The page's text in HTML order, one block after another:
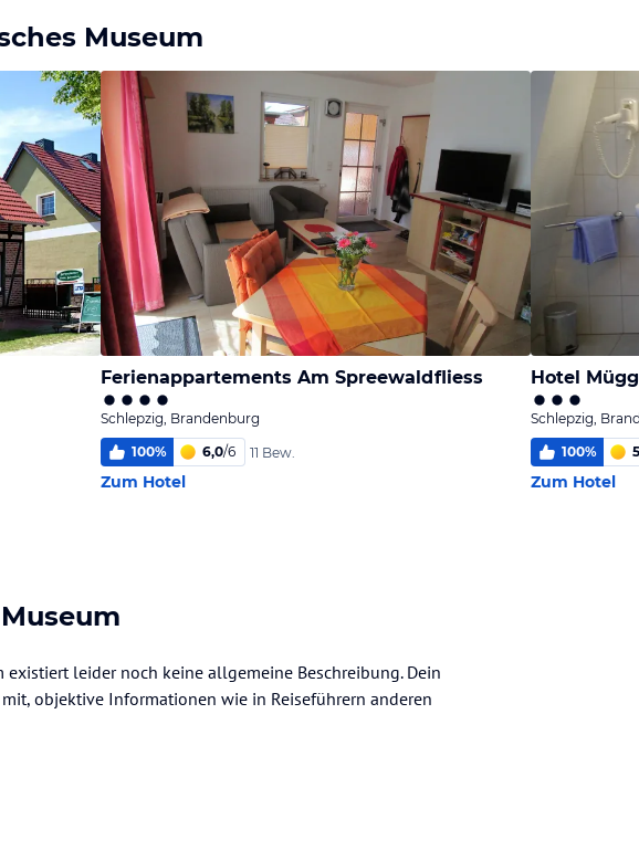
Museum
Ferienappartements Am Spreewaldfliess
Schlepzig, Brandenburg
100% 6,0/6 11 Bew.
Zum Hotel
Hotel
Schlepzig,
100%
Zum Hotel
existiert leider noch keine allgemeine Beschreibung. Dein
objektive Informationen wie in Reiseführern anderen